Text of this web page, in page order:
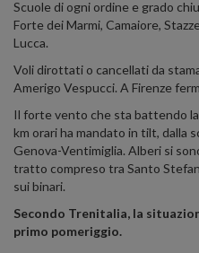
Scuole di ogni ordine e grado
Forte dei Marmi, Camaiore,
Lucca.
Voli dirottati o cancellati da
Amerigo Vespucci. A Firenze
Il forte vento che sta battendo
km orari ha mandato in tilt, dalla
Genova-Ventimiglia. Alberi si
tratto compreso tra Santo
sui binari.
Secondo Trenitalia, la
primo pomeriggio.